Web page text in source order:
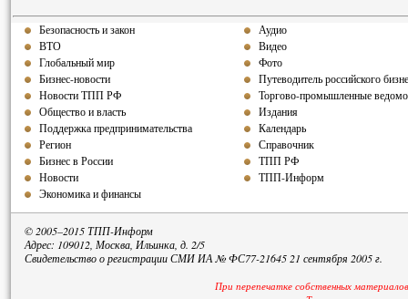
Безопасность и закон
ВТО
Глобальный мир
Бизнес-новости
Новости ТПП РФ
Общество и власть
Поддержка предпринимательства
Регион
Бизнес в России
Новости
Экономика и финансы
Аудио
Видео
Фото
Путеводитель российского
Торгово-промышленные
Издания
Календарь
Справочник
ТПП РФ
ТПП-Информ
© 2005–2015 ТПП-Информ
Адрес: 109012, Москва, Ильинка, д. 2/5
Свидетельство о регистрации СМИ ИА № ФС77-21645 21 сентября 2005 г.
При перепечатке собственных